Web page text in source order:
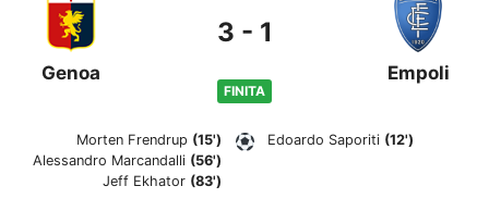
Genoa
3 - 1
FINITA
Empoli
Morten Frendrup (15')
Alessandro Marcandalli (56')
Jeff Ekhator (83')
Edoardo Saporiti (12')